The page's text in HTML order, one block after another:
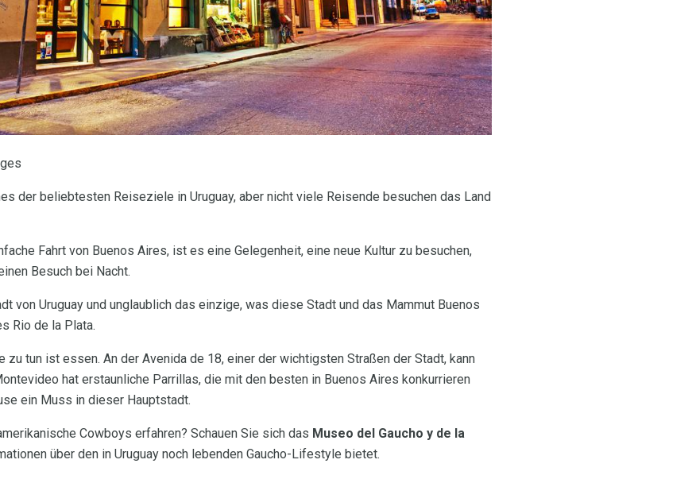
der beliebtesten Reiseziele in Uruguay, aber nicht viele Reisende besuchen das Land
Fahrt von Buenos Aires, ist es eine Gelegenheit, eine neue Kultur zu besuchen,
Besuch bei Nacht.
von Uruguay und unglaublich das einzige, was diese Stadt und das Mammut Buenos
Rio de la Plata.
zu tun ist essen. An der Avenida de 18, einer der wichtigsten Straßen der Stadt, kann
hat erstaunliche Parrillas, die mit den besten in Buenos Aires konkurrieren
ein Muss in dieser Hauptstadt.
Cowboys erfahren? Schauen Sie sich das Museo del Gaucho y de la
über den in Uruguay noch lebenden Gaucho-Lifestyle bietet.